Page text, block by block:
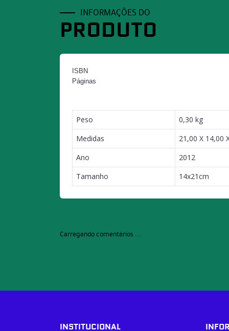
INFORMAÇÕES DO
PRODUTO
ISBN
Páginas
Peso
0,30 kg
Medidas
21,00 X 14,00
Ano
2012
Tamanho
14x21cm
Carregando comentários ...
INSTITUCIONAL